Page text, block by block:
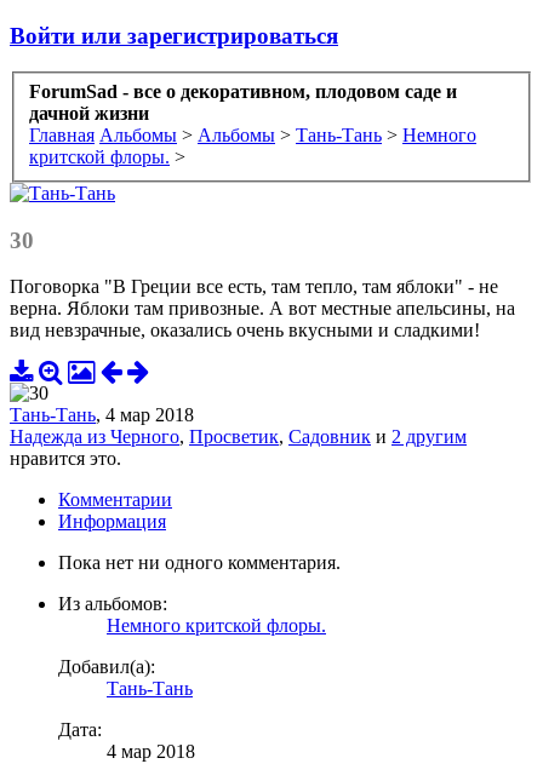
Войти или зарегистрироваться
ForumSad - все о декоративном, плодовом саде и
дачной жизни
Главная Альбомы > Альбомы > Тань-Тань > Немного
критской флоры. >
30
Поговорка "В Греции все есть, там тепло, там яблоки" - не
верна. Яблоки там привозные. А вот местные апельсины, на
вид невзрачные, оказались очень вкусными и сладкими!
Тань-Тань, 4 мар 2018
Надежда из Черного, Просветик, Садовник и 2 другим
нравится это.
Комментарии
Информация
Пока нет ни одного комментария.
Из альбомов:
Немного критской флоры.
Добавил(а):
Тань-Тань
Дата:
4 мар 2018